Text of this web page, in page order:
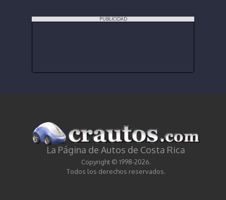
PUBLICIDAD
La Página de Autos de Costa Rica
Copyright © 1998-2026.
Todos los derechos reservados.